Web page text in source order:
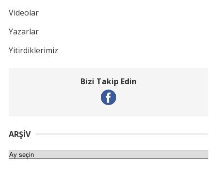
Videolar
Yazarlar
Yitirdiklerimiz
Bizi Takip Edin
ARŞIV
Arşiv